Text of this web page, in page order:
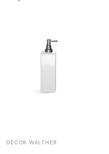
DECOR WALTHER